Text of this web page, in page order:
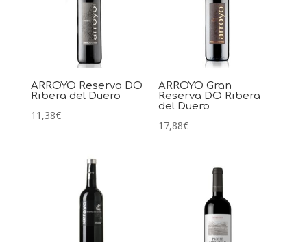
ARROYO Reserva DO
Ribera del Duero
11,38€
ARROYO Gran
Reserva DO Ribera
del Duero
17,88€